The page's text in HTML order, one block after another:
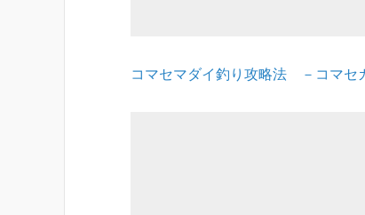
コマセマダイ釣り攻略法 －コマセ